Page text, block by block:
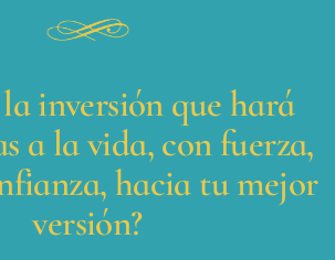
la inversión que hará
a la vida, con fuerza,
hacia tu mejor
versión?